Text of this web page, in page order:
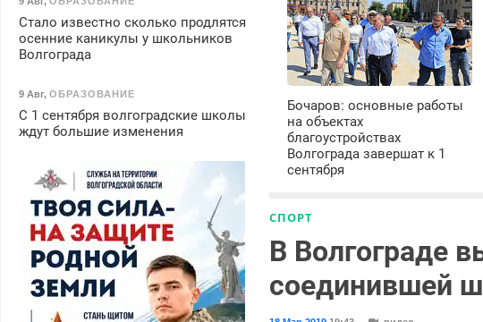
Бочаров: основные работы
на объектах
благоустройствах
Волгограда завершат к 1
сентября
СПОРТ
В Волгограде
соединившей
Стало известно сколько продлятся
осенние каникулы у школьников
Волгограда
9 Авг, ОБРАЗОВАНИЕ
С 1 сентября волгоградские школы
ждут большие изменения